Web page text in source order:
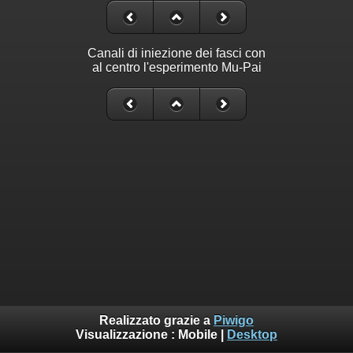
Canali di iniezione dei fasci con
al centro l'esperimento Mu-Pai
Realizzato grazie a Piwigo
Visualizzazione : Mobile Desktop